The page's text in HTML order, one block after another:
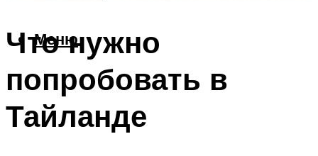
Меню
Что нужно
попробовать в
Тайланде